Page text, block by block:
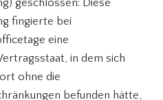
geschlossen: Diese
fingierte bei
eine
in dem sich
ohne die
befunden hätte,